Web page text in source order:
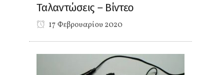
Ταλαντώσεις – Βίντεο
17 Φεβρουαρίου 2020